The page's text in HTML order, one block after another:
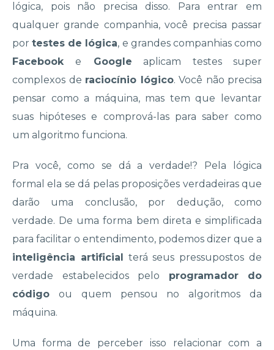
lógica, pois não precisa disso. Para entrar em
qualquer grande companhia, você precisa passar
portestes de lógica, e grandes companhias como
Facebooke Google aplicam testes super
complexos de raciocínio lógico. Você não precisa
pensar como a máquina, mas tem que levantar
suas hipóteses e comprová-las para saber como
um algoritmo funciona.
Pra você, como se dá a verdade!? Pela lógica
formal ela se dá pelas proposições verdadeiras que
darão uma conclusão, por dedução, como
verdade. De uma forma bem direta e simplificada
para facilitar o entendimento, podemos dizer que a
inteligência artificial terá seus pressupostos de
verdade estabelecidos pelo programador do
código ou quem pensou no algoritmos da
máquina.
Uma forma de perceber isso relacionar com a